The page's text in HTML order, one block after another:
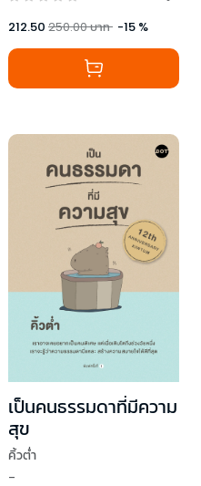
212.50 250.00บาท -15 %
เป็นคนธรรมดาที่มีความ
สุข
คิ้วต่ำ
-